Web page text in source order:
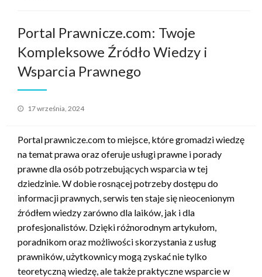
Portal Prawnicze.com: Twoje
Kompleksowe Źródło Wiedzy i
Wsparcia Prawnego
Opublikowane
17 września, 2024
Portal prawnicze.com to miejsce, które gromadzi wiedzę
na temat prawa oraz oferuje usługi prawne i porady
prawne dla osób potrzebujących wsparcia w tej
dziedzinie. W dobie rosnącej potrzeby dostępu do
informacji prawnych, serwis ten staje się nieocenionym
źródłem wiedzy zarówno dla laików, jak i dla
profesjonalistów. Dzięki różnorodnym artykułom,
poradnikom oraz możliwości skorzystania z usług
prawników, użytkownicy mogą zyskać nie tylko
teoretyczną wiedzę, ale także praktyczne wsparcie w